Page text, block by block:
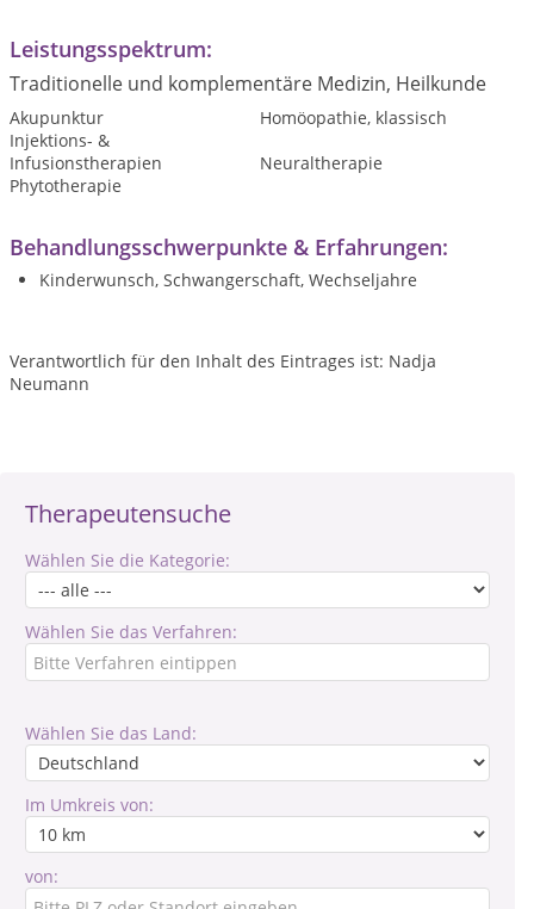
Therapeutensuche
Wählen Sie die Kategorie:
Wählen Sie das Verfahren:
Wählen Sie das Land:
Im Umkreis von:
von:
Leistungsspektrum:
Traditionelle und komplementäre Medizin, Heilkunde
Akupunktur
Homöopathie, klassisch
Injektions- &
Infusionstherapien
Neuraltherapie
Phytotherapie
Behandlungsschwerpunkte & Erfahrungen:
Kinderwunsch, Schwangerschaft, Wechseljahre
Verantwortlich für den Inhalt des Eintrages ist: Nadja
Neumann